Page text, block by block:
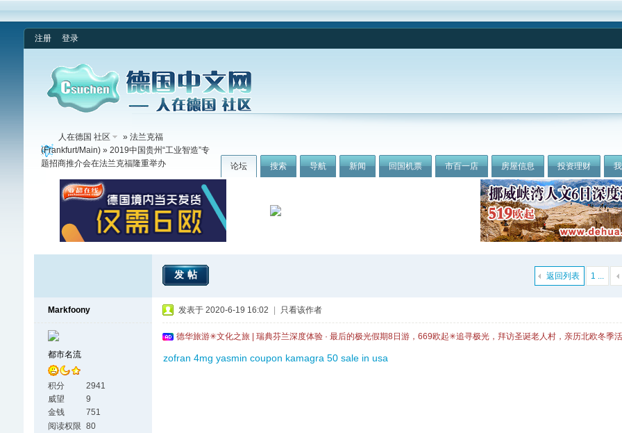
注册 登录
论坛 搜索 导航 新闻 回国机票 市百一店 房屋信息 投资理财
人在德国 社区 » 法兰克福
(Frankfurt/Main)» 2019中国贵州“工业智造”专
题招商推介会在法兰克福隆重举办
1 ...
返回列表
发帖
Markfoony
都市名流
积分
2941
威望
9
金钱
751
阅读权限 80
发表于 2020-6-19 16:02 只看该作者
德华旅游✳文化之旅 | 瑞典芬兰深度体验 · 最后的极光假期8日游，669欧起✳追寻极光，拜访圣诞老人村，亲历北欧冬季
zofran 4mg yasmin coupon kamagra 50 sale in usa